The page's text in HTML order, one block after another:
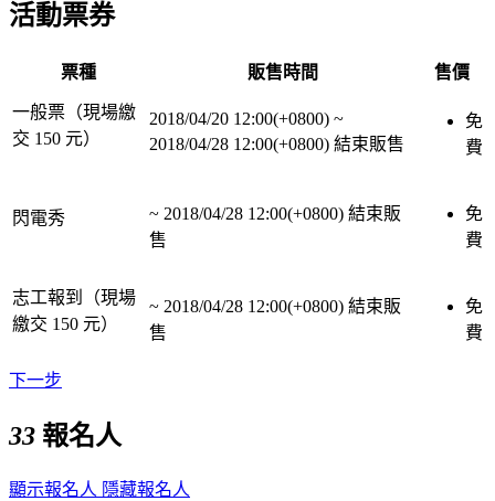
活動票券
票種 販售時間 售價
一般票（現場繳
交 150 元）
2018/04/20 12:00(+0800) ~
2018/04/28 12:00(+0800) 結束販售
免
費
閃電秀 ~ 2018/04/28 12:00(+0800) 結束販
售
免
費
志工報到（現場
繳交 150 元）
~ 2018/04/28 12:00(+0800) 結束販
售
免
費
下一步
33 報名人
顯示報名人 隱藏報名人